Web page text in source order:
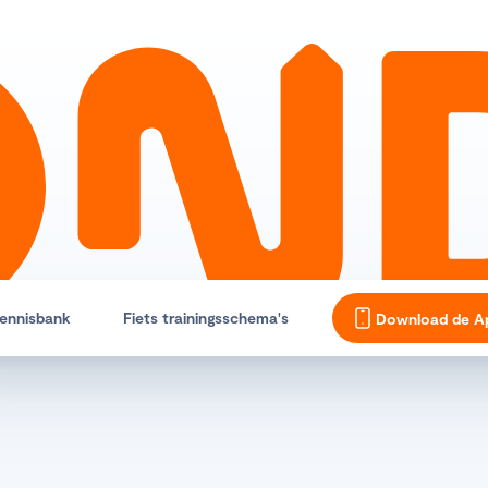
Fiets trainingsschema's Download de